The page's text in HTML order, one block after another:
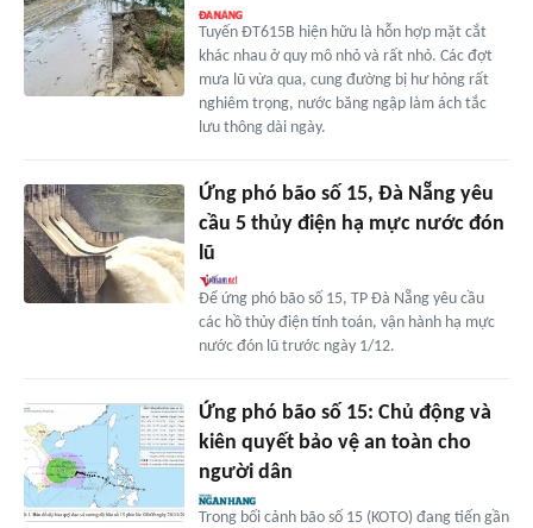
Tuyến ĐT615B hiện hữu là hỗn hợp mặt cắt
khác nhau ở quy mô nhỏ và rất nhỏ. Các đợt
mưa lũ vừa qua, cung đường bị hư hỏng rất
nghiêm trọng, nước băng ngập làm ách tắc
lưu thông dài ngày.
Ứng phó bão số 15, Đà Nẵng yêu
cầu 5 thủy điện hạ mực nước đón
lũ
Để ứng phó bão số 15, TP Đà Nẵng yêu cầu
các hồ thủy điện tính toán, vận hành hạ mực
nước đón lũ trước ngày 1/12.
Ứng phó bão số 15: Chủ động và
kiên quyết bảo vệ an toàn cho
người dân
Trong bối cảnh bão số 15 (KOTO) đang tiến gần